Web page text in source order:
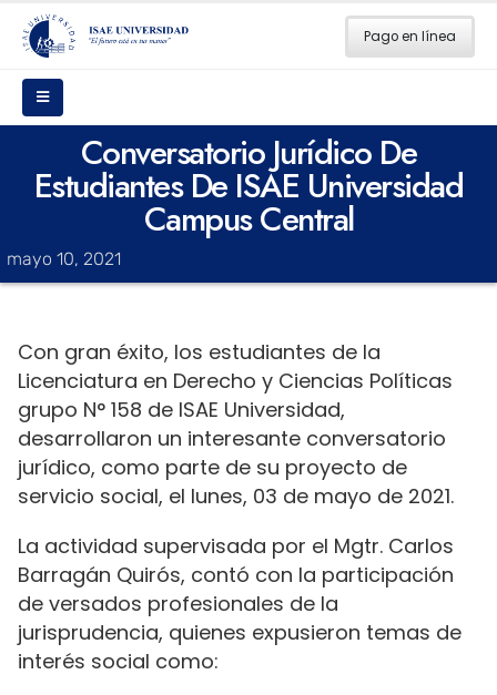
Pago en línea
Conversatorio Jurídico De
Estudiantes De ISAE Universidad
Campus Central
mayo 10, 2021
Con gran éxito, los estudiantes de la
Licenciatura en Derecho y Ciencias Políticas
grupo N° 158 de ISAE Universidad,
desarrollaron un interesante conversatorio
jurídico, como parte de su proyecto de
servicio social, el lunes, 03 de mayo de 2021.
La actividad supervisada por el Mgtr. Carlos
Barragán Quirós, contó con la participación
de versados profesionales de la
jurisprudencia, quienes expusieron temas de
interés social como: